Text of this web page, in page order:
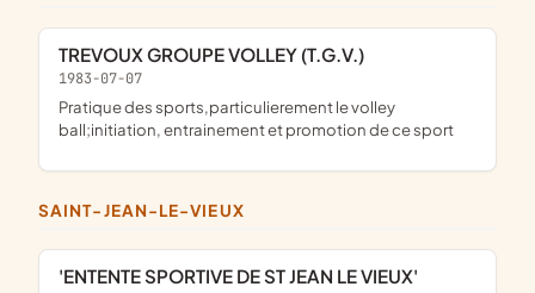
TREVOUX GROUPE VOLLEY (T.G.V.)
1983-07-07
pratique des sports,particulierement le volley
ball;initiation, entrainement et promotion de ce sport
SAINT-JEAN-LE-VIEUX
'ENTENTE SPORTIVE DE ST JEAN LE VIEUX'